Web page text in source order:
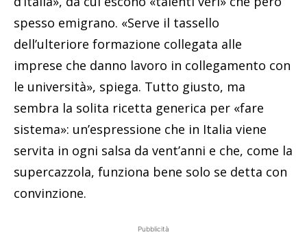
spesso emigrano. «Serve il tassello
dell’ulteriore formazione collegata alle
imprese che danno lavoro in collegamento con
le università», spiega. Tutto giusto, ma
sembra la solita ricetta generica per «fare
sistema»: un’espressione che in Italia viene
servita in ogni salsa da vent’anni e che, come la
supercazzola, funziona bene solo se detta con
convinzione.
Pubblicità